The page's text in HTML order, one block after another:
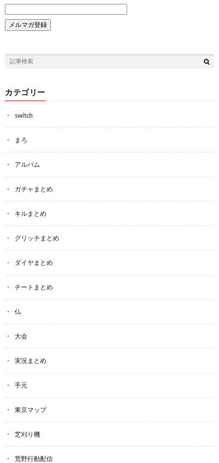
カテゴリー
switch
まろ
アルバム
ガチャまとめ
キルまとめ
グリッチまとめ
ダイヤまとめ
チートまとめ
仏
大会
実況まとめ
手元
東京マップ
芝刈り機
荒野行動配信